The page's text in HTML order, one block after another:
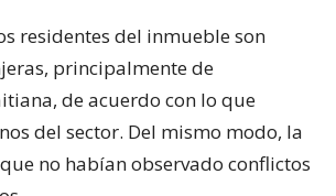
residentes del inmueble son
principalmente de
de acuerdo con lo que
del sector. Del mismo modo, la
no habían observado conflictos